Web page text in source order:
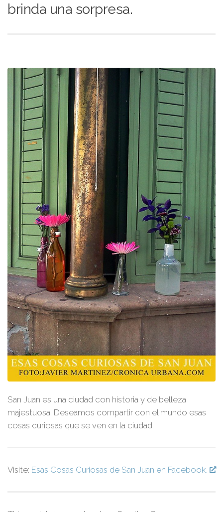
brinda una sorpresa.
San Juan es una ciudad con historia y de belleza
majestuosa. Deseamos compartir con el mundo esas
cosas curiosas que se ven en la ciudad.
Visite: Esas Cosas Curiosas de San Juan en Facebook.